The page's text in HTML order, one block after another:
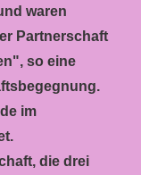
waren
Partnerschaft
so eine
im
die drei